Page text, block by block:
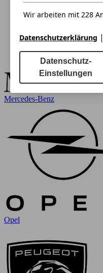
Mercedes-Benz
Opel
Wir arbeiten mit 228
Datenschutzerklärung |
Datenschutz-
Einstellungen